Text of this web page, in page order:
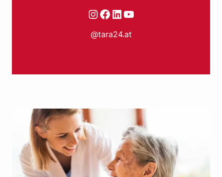
Instagram Facebook LinkedIn YouTube
@tara24.at